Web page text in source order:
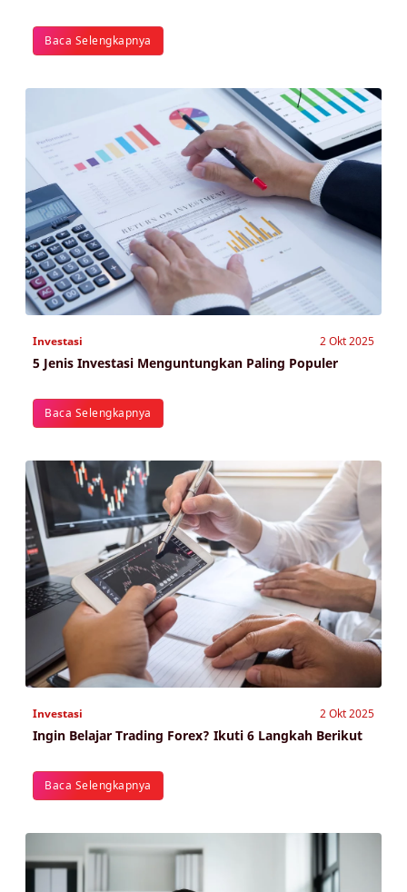
Baca Selengkapnya
Investasi 2 Okt 2025
5 Jenis Investasi Menguntungkan Paling Populer
Baca Selengkapnya
Investasi 2 Okt 2025
Ingin Belajar Trading Forex? Ikuti 6 Langkah Berikut
Baca Selengkapnya